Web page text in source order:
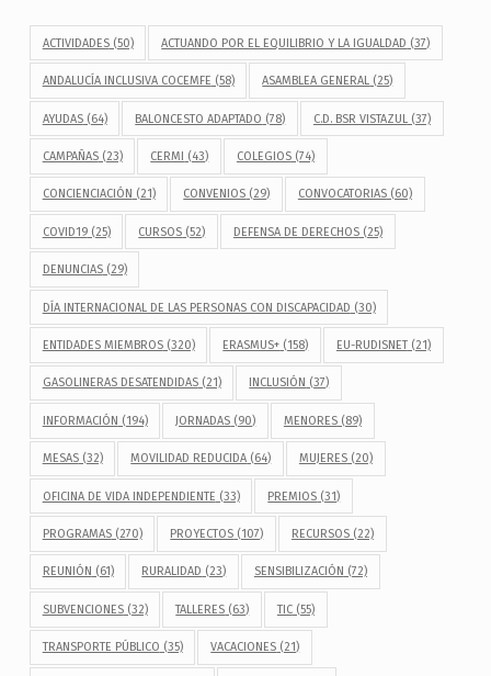
ACTIVIDADES(50) ACTUANDO POR EL EQUILIBRIO Y LA IGUALDAD (37)
ANDALUCÍA INCLUSIVA COCEMFE (58) ASAMBLEA GENERAL (25)
AYUDAS(64) BALONCESTO ADAPTADO (78) C.D. BSR VISTAZUL (37)
CAMPAÑAS(23) CERMI (43) COLEGIOS(74)
CONCIENCIACIÓN (21) CONVENIOS (29) CONVOCATORIAS(60)
COVID19(25) CURSOS (52) DEFENSA DE DERECHOS(25)
DENUNCIAS(29)
DÍA INTERNACIONAL DE LAS PERSONAS CON DISCAPACIDAD (30)
ENTIDADES MIEMBROS(320) ERASMUS+ (158) EU-RUDISNET(21)
GASOLINERAS DESATENDIDAS(21) INCLUSIÓN (37)
INFORMACIÓN (194) JORNADAS (90) MENORES(89)
MESAS(32) MOVILIDAD REDUCIDA (64) MUJERES(20)
OFICINA DE VIDA INDEPENDIENTE (33) PREMIOS (31)
PROGRAMAS(270) PROYECTOS (107) RECURSOS(22)
REUNIÓN (61) RURALIDAD (23) SENSIBILIZACIÓN (72)
SUBVENCIONES(32) TALLERES (63) TIC(55)
TRANSPORTE PÚBLICO (35) VACACIONES (21)